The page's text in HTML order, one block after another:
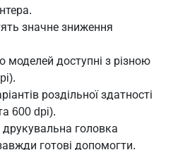
значне зниження
моделей доступні з різною
роздільної здатності
600 dpi).
головка
готові допомогти.